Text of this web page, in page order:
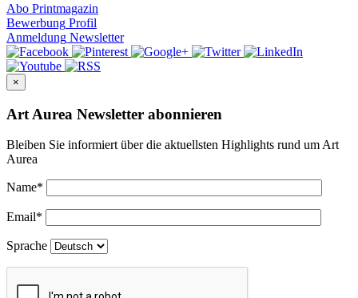
Abo Printmagazin
Bewerbung Profil
Anmeldung Newsletter
×
Art Aurea Newsletter abonnieren
Bleiben Sie informiert über die aktuellsten Highlights rund um Art
Aurea
Name*
Email*
Sprache